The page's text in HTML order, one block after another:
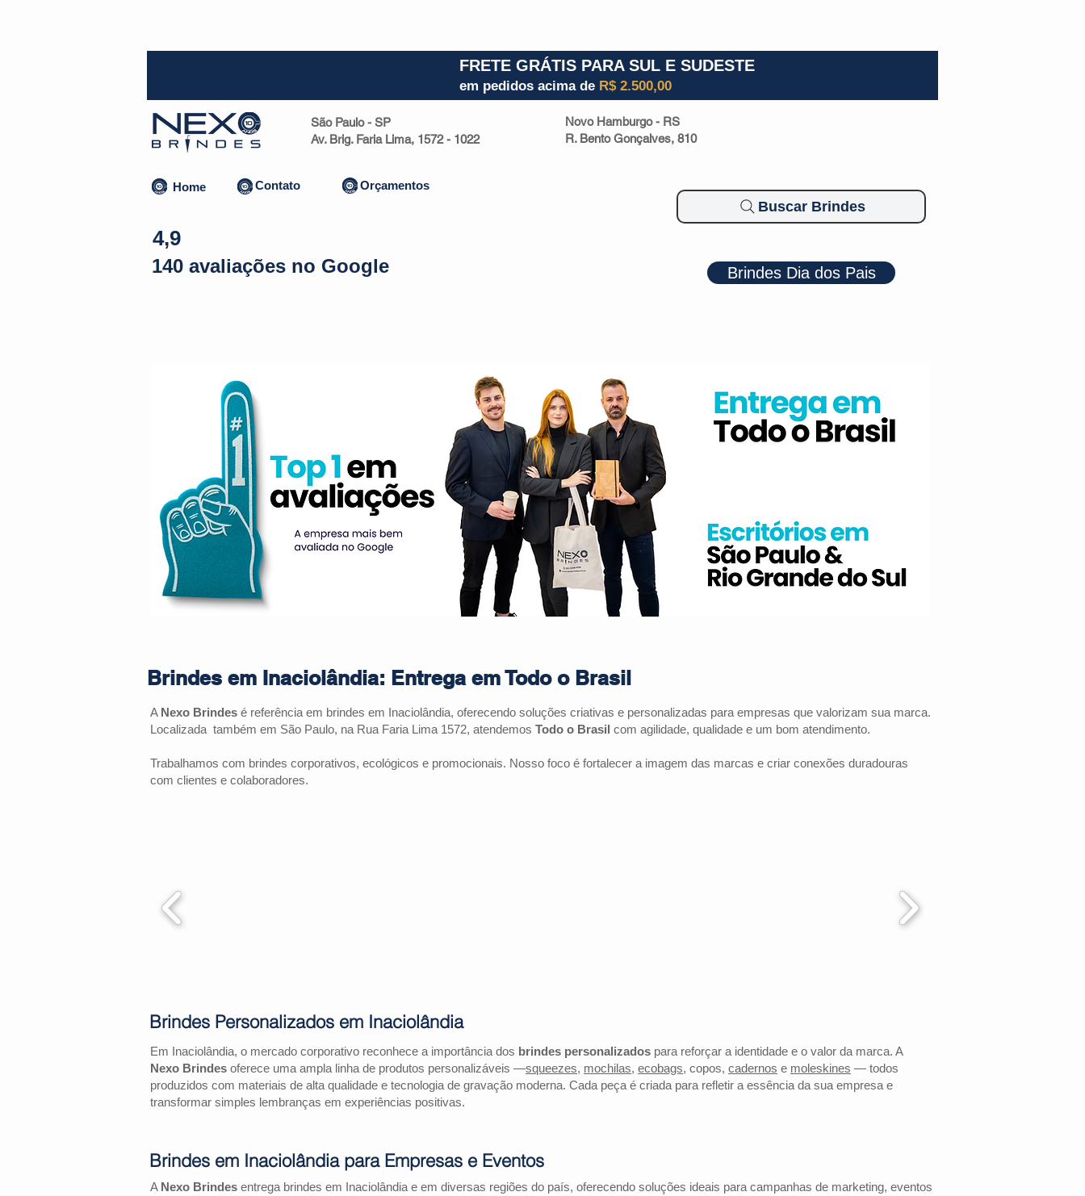
FRETE GRÁTIS PARA SUL E SUDESTE
em pedidos acima de R$ 2.500,00
São Paulo - SP
Av. Brig. Faria Lima, 1572 - 1022
Novo Hamburgo - RS
R. Bento Gonçalves, 810
Home Contato Orçamentos
4,9
140 avaliações no Google
Buscar Brindes
Brindes Dia dos Pais
Brindes em Inaciolândia: Entrega em Todo o Brasil
A Nexo Brindes é referência em brindes em Inaciolândia, oferecendo soluções criativas e personalizadas para empresas que valorizam sua marca.
Localizada também em São Paulo, na Rua Faria Lima 1572, atendemos Todo o Brasil com agilidade, qualidade e um bom atendimento.
Trabalhamos com brindes corporativos, ecológicos e promocionais. Nosso foco é fortalecer a imagem das marcas e criar conexões duradouras
com clientes e colaboradores.
Em Inaciolândia, o mercado corporativo reconhece a importância dos brindes personalizados para reforçar a identidade e o valor da marca. A
Nexo Brindes oferece uma ampla linha de produtos personalizáveis —squeezes, mochilas, ecobags, copos, cadernos e moleskines — todos
produzidos com materiais de alta qualidade e tecnologia de gravação moderna. Cada peça é criada para refletir a essência da sua empresa e
transformar simples lembranças em experiências positivas.
A Nexo Brindes entrega brindes em Inaciolândia e em diversas regiões do país, oferecendo soluções ideais para campanhas de marketing, eventos
Brindes Personalizados em Inaciolândia
Brindes em Inaciolândia para Empresas e Eventos